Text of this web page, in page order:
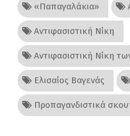
«Παπαγαλάκια»
Αντιφασιστική Νίκη
Αντιφασιστική Νίκη
Ελισαίος Βαγενάς
Προπαγανδιστικά